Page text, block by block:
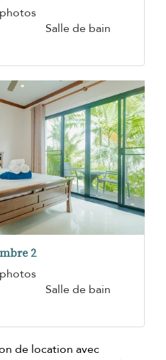
Salle de bain
2
Salle de bain
de location avec